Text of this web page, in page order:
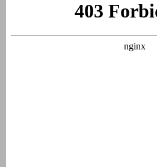
Lits à sommier à ressorts
Lits faits à l'arrivée